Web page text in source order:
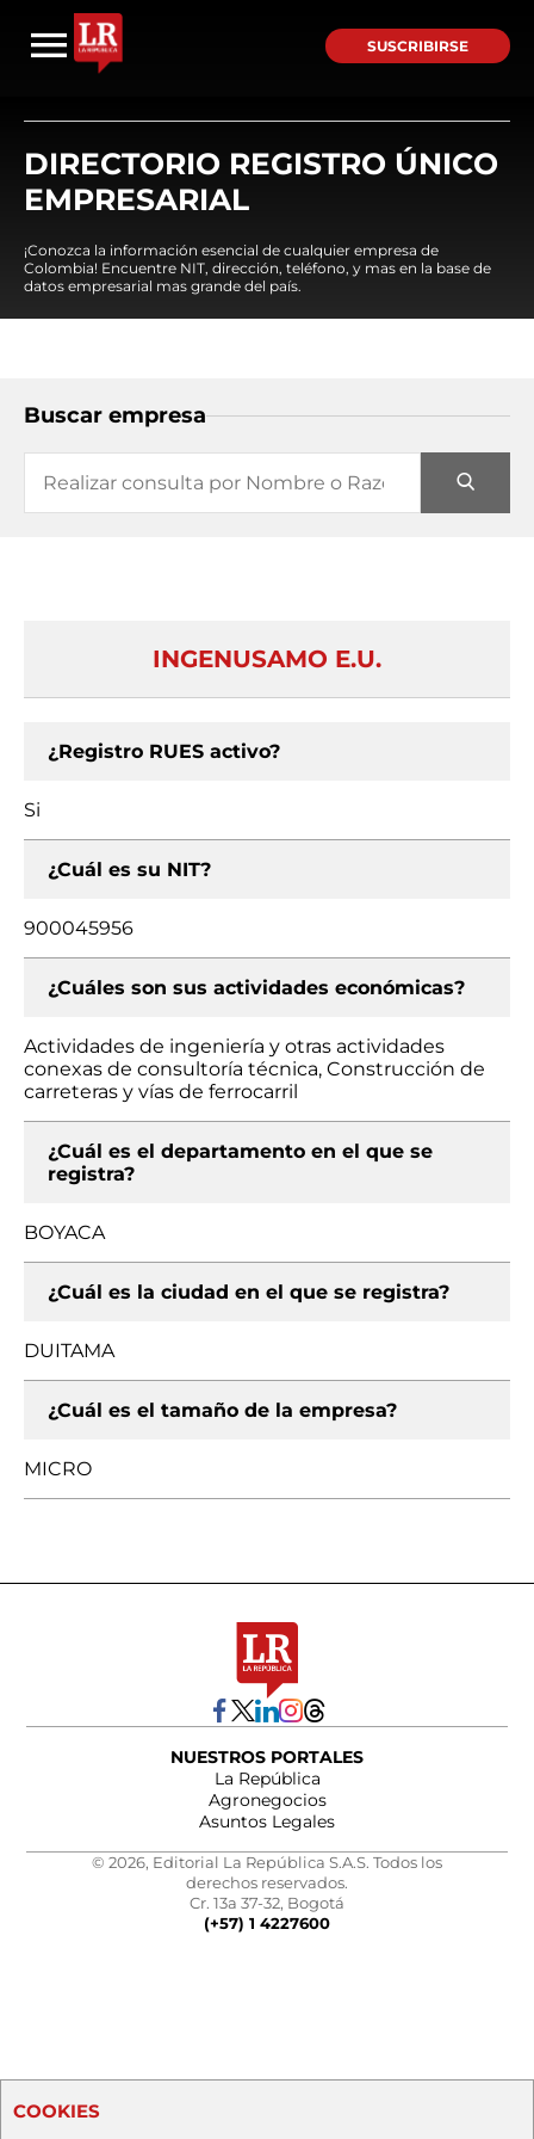
SUSCRIBIRSE
DIRECTORIO REGISTRO ÚNICO
EMPRESARIAL
¡Conozca la información esencial de cualquier empresa de
Colombia! Encuentre NIT, dirección, teléfono, y mas en la base de
datos empresarial mas grande del país.
Buscar empresa
INGENUSAMO E.U.
¿Registro RUES activo?
Si
¿Cuál es su NIT?
900045956
¿Cuáles son sus actividades económicas?
Actividades de ingeniería y otras actividades
conexas de consultoría técnica, Construcción de
carreteras y vías de ferrocarril
¿Cuál es el departamento en el que se
registra?
BOYACA
¿Cuál es la ciudad en el que se registra?
DUITAMA
¿Cuál es el tamaño de la empresa?
MICRO
NUESTROS PORTALES
La República
Agronegocios
Asuntos Legales
© 2026, Editorial La República S.A.S. Todos los
derechos reservados.
Cr. 13a 37-32, Bogotá
(+57) 1 4227600
COOKIES